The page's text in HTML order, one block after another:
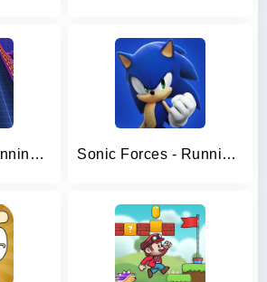
Minion Rush: Running Game Sonic Forces - Running Game